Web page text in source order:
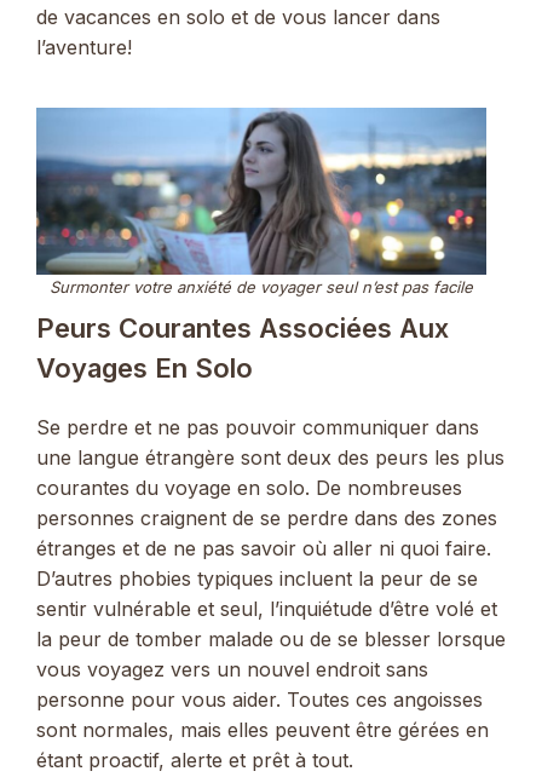
de vacances en solo et de vous lancer dans
l’aventure!
Surmonter votre anxiété de voyager seul n’est pas facile
Peurs Courantes Associées Aux
Voyages En Solo
Se perdre et ne pas pouvoir communiquer dans
une langue étrangère sont deux des peurs les plus
courantes du voyage en solo. De nombreuses
personnes craignent de se perdre dans des zones
étranges et de ne pas savoir où aller ni quoi faire.
D’autres phobies typiques incluent la peur de se
sentir vulnérable et seul, l’inquiétude d’être volé et
la peur de tomber malade ou de se blesser lorsque
vous voyagez vers un nouvel endroit sans
personne pour vous aider. Toutes ces angoisses
sont normales, mais elles peuvent être gérées en
étant proactif, alerte et prêt à tout.